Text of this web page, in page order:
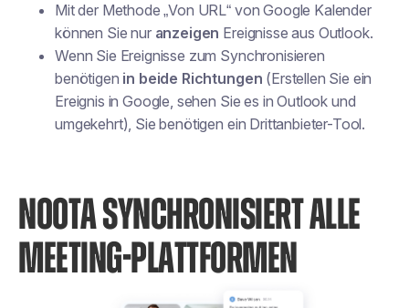
Mit der Methode „Von URL“ von Google Kalender
können Sie nur anzeigen Ereignisse aus Outlook.
Wenn Sie Ereignisse zum Synchronisieren
benötigen in beide Richtungen (Erstellen Sie ein
Ereignis in Google, sehen Sie es in Outlook und
umgekehrt), Sie benötigen ein Drittanbieter-Tool.
NOOTA SYNCHRONISIERT ALLE
MEETING-PLATTFORMEN